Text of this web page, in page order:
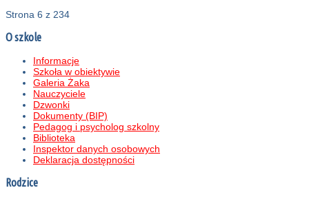
Strona 6 z 234
O szkole
Informacje
Szkoła w obiektywie
Galeria Żaka
Nauczyciele
Dzwonki
Dokumenty (BIP)
Pedagog i psycholog szkolny
Biblioteka
Inspektor danych osobowych
Deklaracja dostępności
Rodzice